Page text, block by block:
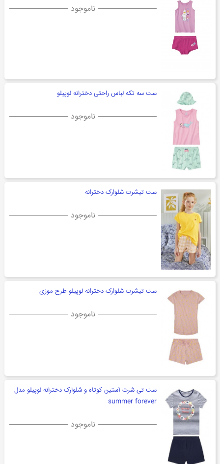
ناموجود
ست سه تکه لباس راحتی دخترانه لوپیلو
ناموجود
ست تیشرت شلوارک دخترانه
ناموجود
ست تیشرت شلوارک دخترانه لوپیلو طرح موزی
ناموجود
ست تی شرت آستین کوتاه و شلوارک دخترانه لوپیلو مدل
summer forever
ناموجود